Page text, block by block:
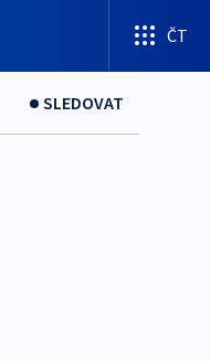
ČT
SLEDOVAT